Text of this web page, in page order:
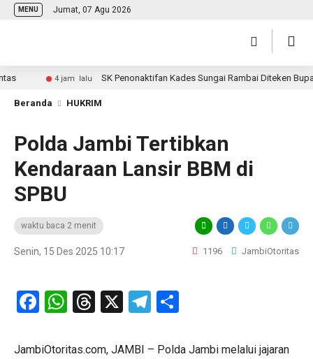
MENU Jumat, 07 Agu 2026
4 jam lalu SK Penonaktifan Kades Sungai Rambai Diteken Bupati
Beranda HUKRIM
Polda Jambi Tertibkan
Kendaraan Lansir BBM di
SPBU
waktu baca 2 menit
Senin, 15 Des 2025 10:17 1196 JambiOtoritas
Facebook
WhatsApp
Threads
X Telegram
JambiOtoritas.com, JAMBI – Polda Jambi melalui jajaran